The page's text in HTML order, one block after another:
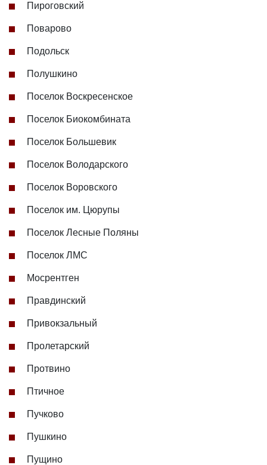
Пироговский
Поварово
Подольск
Полушкино
Поселок Воскресенское
Поселок Биокомбината
Поселок Большевик
Поселок Володарского
Поселок Воровского
Поселок им. Цюрупы
Поселок Лесные Поляны
Поселок ЛМС
Мосрентген
Правдинский
Привокзальный
Пролетарский
Протвино
Птичное
Пучково
Пушкино
Пущино